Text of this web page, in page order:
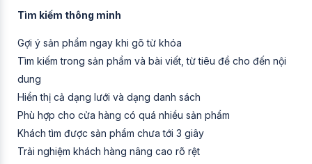
Tìm kiếm thông minh
Gợi ý sản phẩm ngay khi gõ từ khóa
Tìm kiếm trong sản phẩm và bài viết, từ tiêu đề cho đến nội
dung
Hiển thị cả dạng lưới và dạng danh sách
Phù hợp cho cửa hàng có quá nhiều sản phẩm
Khách tìm được sản phẩm chưa tới 3 giây
Trải nghiệm khách hàng nâng cao rõ rệt